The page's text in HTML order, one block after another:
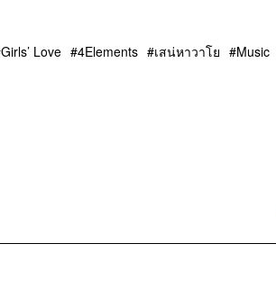
Girls’ Love 4Elements เสน่หาวาโย Music